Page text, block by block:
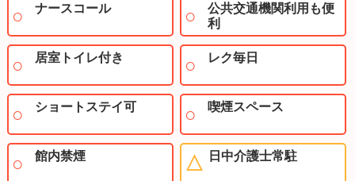
ナースコール
公共交通機関利用も便
利
居室トイレ付き レク毎日
ショートステイ可 喫煙スペース
館内禁煙 日中介護士常駐